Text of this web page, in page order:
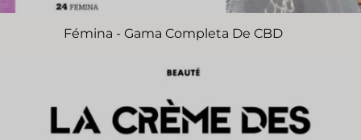
Fémina - Gama Completa De CBD